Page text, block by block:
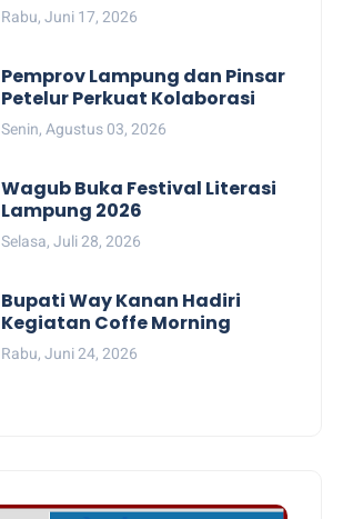
Rabu, Juni 17, 2026
Pemprov Lampung dan Pinsar
Petelur Perkuat Kolaborasi
Senin, Agustus 03, 2026
Wagub Buka Festival Literasi
Lampung 2026
Selasa, Juli 28, 2026
Bupati Way Kanan Hadiri
Kegiatan Coffe Morning
Rabu, Juni 24, 2026